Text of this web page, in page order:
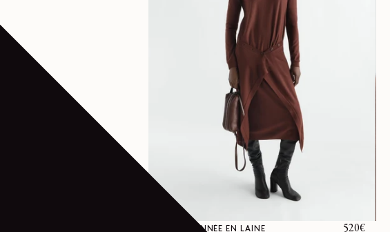
ROBE BOUTONNÉE EN LAINE
Prix
520€